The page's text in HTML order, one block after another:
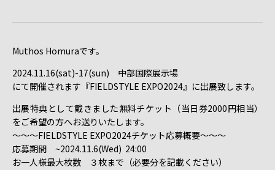
Muthos Homuraです。
2024.11.16(sat)-17(sun) 中部国際展示場
にて開催されます『FIELDSTYLE EXPO2024』に出展致します。
出展特典として戴きました無料チケット（当日券2000円相当）
をご希望の方へお送りいたします。
～～～FIELDSTYLE EXPO2024チケット応募概要～～～
応募期間 ~2024.11.6(Wed) 24:00
お一人様最大枚数 ３枚まで（必要分を記載ください）